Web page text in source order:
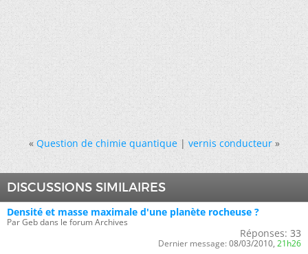
« Question de chimie quantique|vernis conducteur »
DISCUSSIONS SIMILAIRES
Densité et masse maximale d'une planète rocheuse ?
Par Geb dans le forum Archives
Réponses: 33
Dernier message: 08/03/2010, 21h26